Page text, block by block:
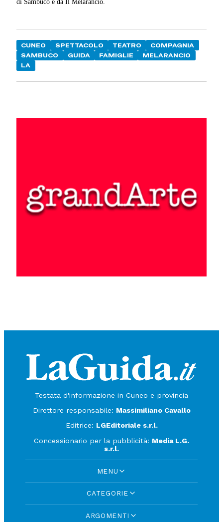
CUNEO SPETTACOLO TEATRO
COMPAGNIA
SAMBUCO
GUIDA FAMIGLIE
MELARANCIO
LA
Testata d'informazione in Cuneo e provincia
Direttore responsabile: Massimiliano Cavallo
Editrice: LGEditoriale s.r.l.
Concessionario per la pubblicità: Media L.G.
s.r.l.
MENU
CATEGORIE
ARGOMENTI